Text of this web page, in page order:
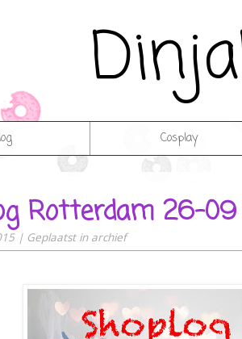
Cosplay
Rotterdam 26-09
| Geplaatst in archief